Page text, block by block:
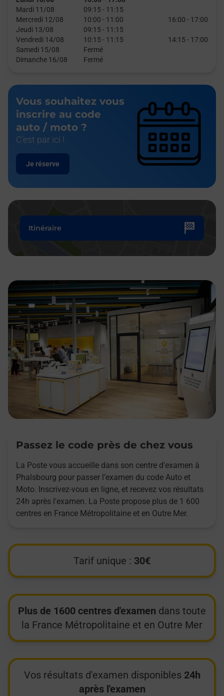
Mardi 11/08
09:15 - 11:15
Mercredi 12/08
10:00 - 11:00 16:00 - 17:00
Jeudi 13/08
09:15 - 11:15
Vendredi 14/08
10:15 - 11:15 14:15 - 17:00
Samedi 15/08
Fermé
Dimanche 16/08
Fermé
Vous souhaitez vous
inscrire au code
auto / moto ?
C'est par ici !
Je réserve
Itinéraire
Passez le code près de chez vous
La Poste vous accueille dans son centre d'examen à
Phalsbourg pour passer l’examen du code Auto et
Moto. Inscrivez-vous en ligne, et recevez vos résultats
24h après l'examen. La Poste propose plus de 1 600
centres en France Métropolitaine et en Outre Mer.
Tarif unique : 30€
Plus de 1600 centres d'examen dans toute
la France Métropolitaine et en Outre Mer
Vos résultats d'examen disponibles 24h
après l'examen